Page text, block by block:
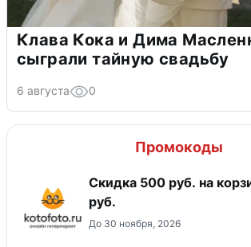
Клава Кока и Дима
сыграли тайную свадьбу
6 августа 0
Промокоды
Скидка 500 руб. на
руб.
До 30 ноября, 2026